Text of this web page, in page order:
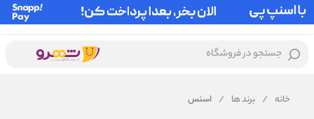
جستجو در فروشگاه
خانه / برند ها / اسنس